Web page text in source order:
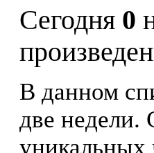
Сегодня 0
В данном
две недели.
уникальных